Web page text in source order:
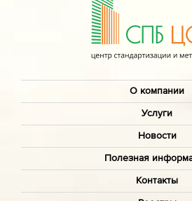
О компании
Услуги
Новости
Полезная
Контакты